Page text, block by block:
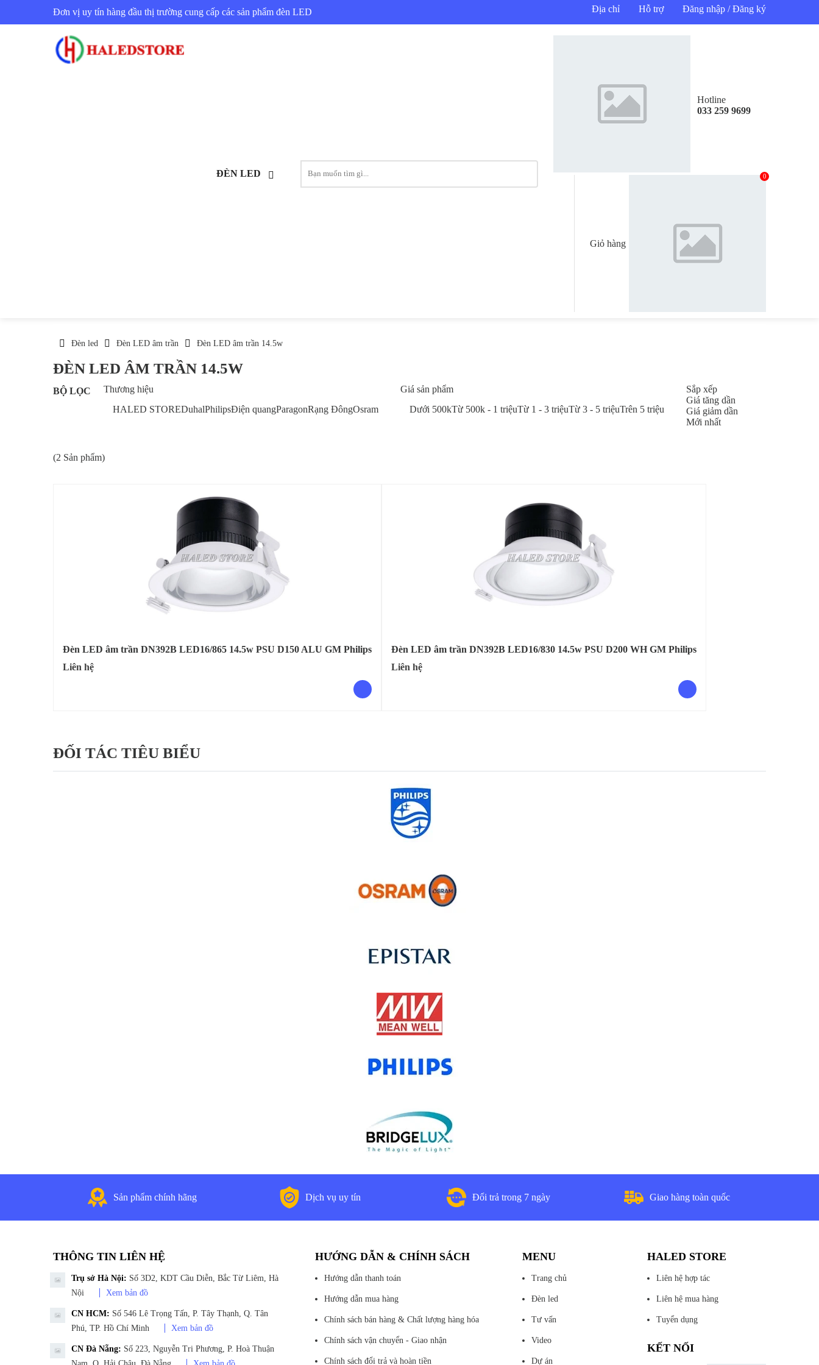
Đơn vị uy tín hàng đầu thị trường cung cấp các sản phẩm đèn LED Địa chỉ Hỗ trợ Đăng nhập / Đăng ký
ĐÈN LED
Hotline
033 259 9699
Giỏ hàng
0
Đèn led Đèn LED âm trần Đèn LED âm trần 14.5w
ĐÈN LED ÂM TRẦN 14.5W
BỘ LỌC
Thương hiệu
HALED STOREDuhalPhilipsĐiện quangParagonRạng ĐôngOsram
Giá sản phẩm
Dưới 500kTừ 500k - 1 triệuTừ 1 - 3 triệuTừ 3 - 5 triệuTrên 5 triệu
Sắp xếp
Giá tăng dần
Giá giảm dần
Mới nhất
(2 Sản phẩm)
Đèn LED âm trần DN392B LED16/865 14.5w PSU D150 ALU GM Philips
Liên hệ
Đèn LED âm trần DN392B LED16/830 14.5w PSU D200 WH GM Philips
Liên hệ
ĐỐI TÁC TIÊU BIỂU
Sản phẩm chính hãng Dịch vụ uy tín Đổi trả trong 7 ngày Giao hàng toàn quốc
THÔNG TIN LIÊN HỆ
Trụ sở Hà Nội: Số 3D2, KDT Cầu Diễn, Bắc Từ Liêm, Hà
Nội
Xem bản đồ
CN HCM: Số 546 Lê Trọng Tấn, P. Tây Thạnh, Q. Tân
Phú, TP. Hồ Chí Minh
Xem bản đồ
CN Đà Nẵng: Số 223, Nguyễn Tri Phương, P. Hoà Thuận
HƯỚNG DẪN & CHÍNH SÁCH
Hướng dẫn thanh toán
Hướng dẫn mua hàng
Chính sách bán hàng & Chất lượng hàng hóa
Chính sách vận chuyển - Giao nhận
Chính sách đổi trả và hoàn tiền
MENU
Trang chủ
Đèn led
Tư vấn
Video
Dự án
HALED STORE
Liên hệ hợp tác
Liên hệ mua hàng
Tuyển dụng
KẾT NỐI